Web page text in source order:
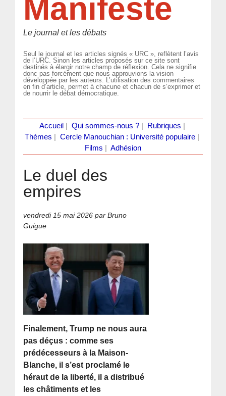
Manifeste
Le journal et les débats
Seul le journal et les articles signés « URC », reflètent l’avis
de l’URC. Sinon les articles proposés sur ce site sont
destinés à élargir notre champ de réflexion. Cela ne signifie
donc pas forcément que nous approuvions la vision
développée par les auteurs. L’utilisation des commentaires
en fin d’article, permet à chacune et chacun de s’exprimer et
de nourrir le débat démocratique.
Accueil Qui sommes-nous ?| Rubriques
Thèmes
Cercle Manouchian : Université populaire
Films
Adhésion
Le duel des
empires
vendredi 15 mai 2026 par Bruno
Guigue
Finalement, Trump ne nous aura
pas déçus : comme ses
prédécesseurs à la Maison-
Blanche, il s’est proclamé le
héraut de la liberté, il a distribué
les châtiments et les